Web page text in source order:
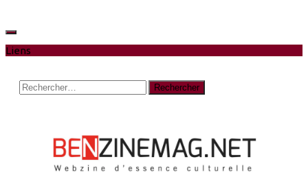
Liens
Rechercher :